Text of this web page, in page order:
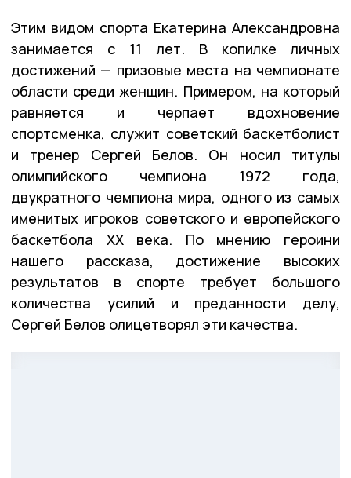
Этим видом спорта Екатерина Александровна
занимается с 11 лет. В копилке личных
достижений — призовые места на чемпионате
области среди женщин. Примером, на который
равняется и черпает вдохновение
спортсменка, служит советский баскетболист
и тренер Сергей Белов. Он носил титулы
олимпийского чемпиона 1972 года,
двукратного чемпиона мира, одного из самых
именитых игроков советского и европейского
баскетбола XX века. По мнению героини
нашего рассказа, достижение высоких
результатов в спорте требует большого
количества усилий и преданности делу,
Сергей Белов олицетворял эти качества.